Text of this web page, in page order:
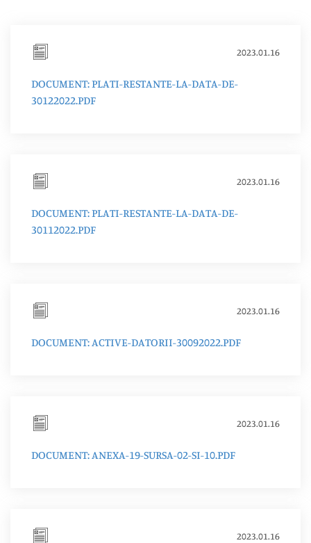
2023.01.16
DOCUMENT: PLATI-RESTANTE-LA-DATA-DE-
30122022.PDF
2023.01.16
DOCUMENT: PLATI-RESTANTE-LA-DATA-DE-
30112022.PDF
2023.01.16
DOCUMENT: ACTIVE-DATORII-30092022.PDF
2023.01.16
DOCUMENT: ANEXA-19-SURSA-02-SI-10.PDF
2023.01.16